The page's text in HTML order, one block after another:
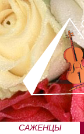
САЖЕНЦЫ